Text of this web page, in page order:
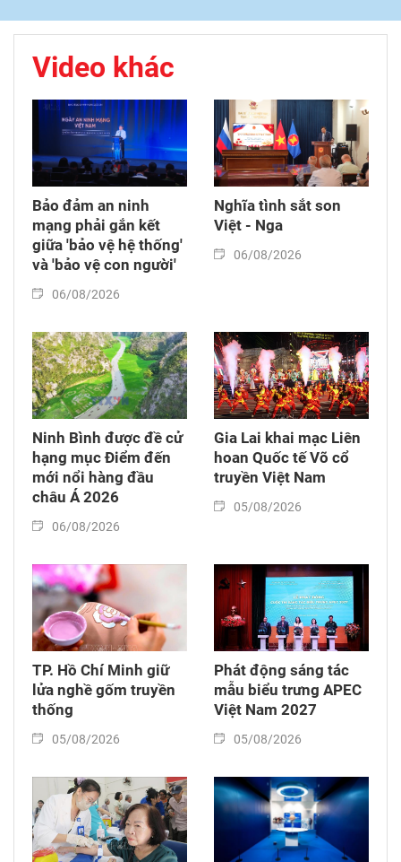
Video khác
Bảo đảm an ninh
mạng phải gắn kết
giữa 'bảo vệ hệ thống'
và 'bảo vệ con người'
06/08/2026
Nghĩa tình sắt son
Việt - Nga
06/08/2026
Ninh Bình được đề cử
hạng mục Điểm đến
mới nổi hàng đầu
châu Á 2026
06/08/2026
Gia Lai khai mạc Liên
hoan Quốc tế Võ cổ
truyền Việt Nam
05/08/2026
TP. Hồ Chí Minh giữ
lửa nghề gốm truyền
thống
05/08/2026
Phát động sáng tác
mẫu biểu trưng APEC
Việt Nam 2027
05/08/2026